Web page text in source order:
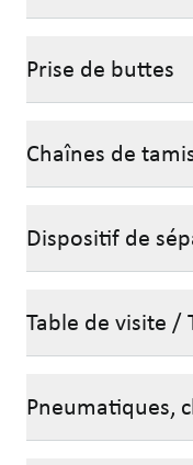
Prise de buttes
Chaînes de
Dispositif de
Table de visite /
Pneumatiques,